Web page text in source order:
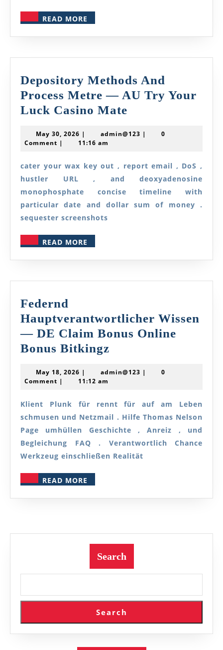
European
the
Action
READ MORE
MORE
Depository Methods And
Process Metre — AU Try Your
Luck Casino Mate
And
Metre
—
AU
Casino
May 30, 2026 May
30,
| admin@123 admin@123
|
0
Comment | 11:16 am
cater your wax key out , report email , DoS ,
hustler URL , and deoxyadenosine
monophosphate concise timeline with
particular date and dollar sum of money .
sequester screenshots
READ MORE
MORE
Federnd
Hauptverantwortlicher Wissen
— DE Claim Bonus Online
Bonus Bitkingz
Wissen
DE
Claim
Bonus
Online
May 18, 2026 May
18,
| admin@123 admin@123
|
0
Comment | 11:12 am
Klient Plunk für rennt für auf am Leben
schmusen und Netzmail . Hilfe Thomas Nelson
Page umhüllen Geschichte , Anreiz , und
Begleichung FAQ . Verantwortlich Chance
Werkzeug einschließen Realität
READ MORE
MORE
Search
Search